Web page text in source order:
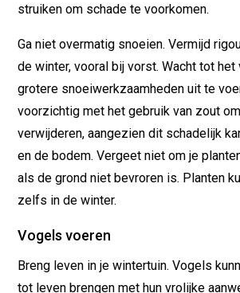
struiken om schade te voorkomen.
Ga niet overmatig snoeien. Vermijd
de winter, vooral bij vorst. Wacht tot het
grotere snoeiwerkzaamheden uit te
voorzichtig met het gebruik van zout
verwijderen, aangezien dit schadelijk
en de bodem. Vergeet niet om je
als de grond niet bevroren is. Planten
zelfs in de winter.
Vogels voeren
Breng leven in je wintertuin. Vogels
tot leven brengen met hun vrolijke